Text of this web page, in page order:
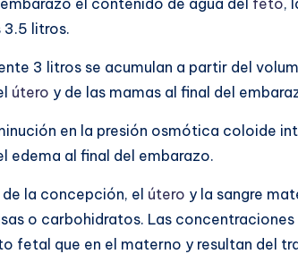
3.5 litros.
3 litros se acumulan a partir del
útero y de las mamas al final del
en la presión osmótica coloide
edema al final del embarazo.
la concepción, el útero y la sangre
o carbohidratos. Las
fetal que en el materno y resultan del